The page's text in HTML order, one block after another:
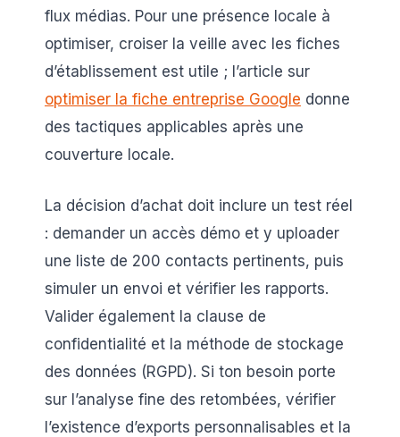
flux médias. Pour une présence locale à
optimiser, croiser la veille avec les fiches
d’établissement est utile ; l’article sur
optimiser la fiche entreprise Google donne
des tactiques applicables après une
couverture locale.
La décision d’achat doit inclure un test réel
: demander un accès démo et y uploader
une liste de 200 contacts pertinents, puis
simuler un envoi et vérifier les rapports.
Valider également la clause de
confidentialité et la méthode de stockage
des données (RGPD). Si ton besoin porte
sur l’analyse fine des retombées, vérifier
l’existence d’exports personnalisables et la